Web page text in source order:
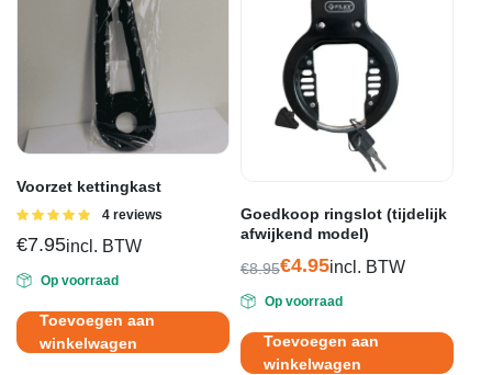
Voorzet kettingkast
Gewaardeerd
4 reviews
€7.95incl. BTW
Op voorraad
Toevoegen aan
winkelwagen
Goedkoop ringslot (tijdelijk
afwijkend model)
€8.95
prijs
was:
€8.95.
€4.95
prijs
is:
€4.95.
incl. BTW
Op voorraad
Toevoegen aan
winkelwagen